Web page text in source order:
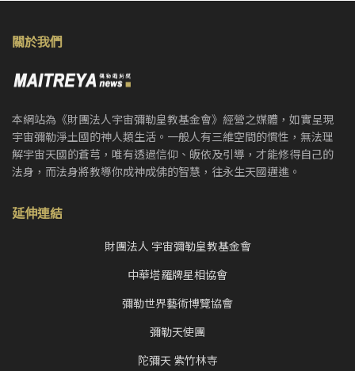
關於我們
本網站為《財團法人宇宙彌勒皇教基金會》經營之媒體，如實呈現
宇宙彌勒淨土國的神人類生活。一般人有三維空間的慣性，無法理
解宇宙天國的蒼芎，唯有透過信仰、皈依及引導，才能修得自己的
法身，而法身將教導你成神成佛的智慧，往永生天國邁進。
延伸連結
財團法人 宇宙彌勒皇教基金會
中華塔羅牌星相協會
彌勒世界藝術博覽協會
彌勒天使團
陀彌天 紫竹林寺